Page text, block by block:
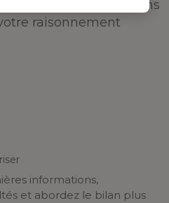
à chaque étape — sans
raisonnement
informations,
et abordez le bilan plus